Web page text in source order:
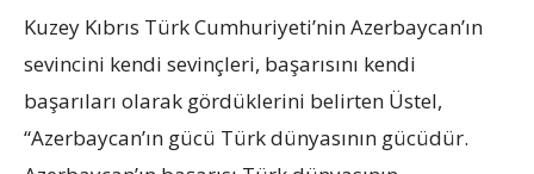
Kuzey Kıbrıs Türk Cumhuriyeti’nin Azerbaycan’ın
sevincini kendi sevinçleri, başarısını kendi
başarıları olarak gördüklerini belirten Üstel,
“Azerbaycan’ın gücü Türk dünyasının gücüdür.